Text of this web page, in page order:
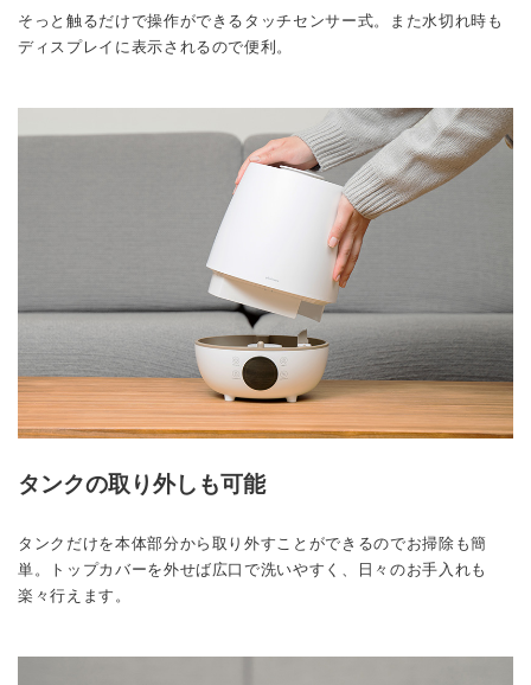
そっと触るだけで操作ができるタッチセンサー式。また水切れ時も
ディスプレイに表示されるので便利。
タンクの取り外しも可能
タンクだけを本体部分から取り外すことができるのでお掃除も簡
単。トップカバーを外せば広口で洗いやすく、日々のお手入れも
楽々行えます。